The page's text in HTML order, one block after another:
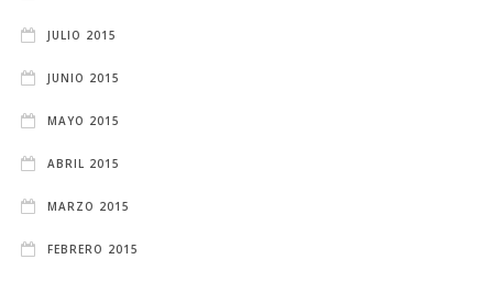
JULIO 2015
JUNIO 2015
MAYO 2015
ABRIL 2015
MARZO 2015
FEBRERO 2015